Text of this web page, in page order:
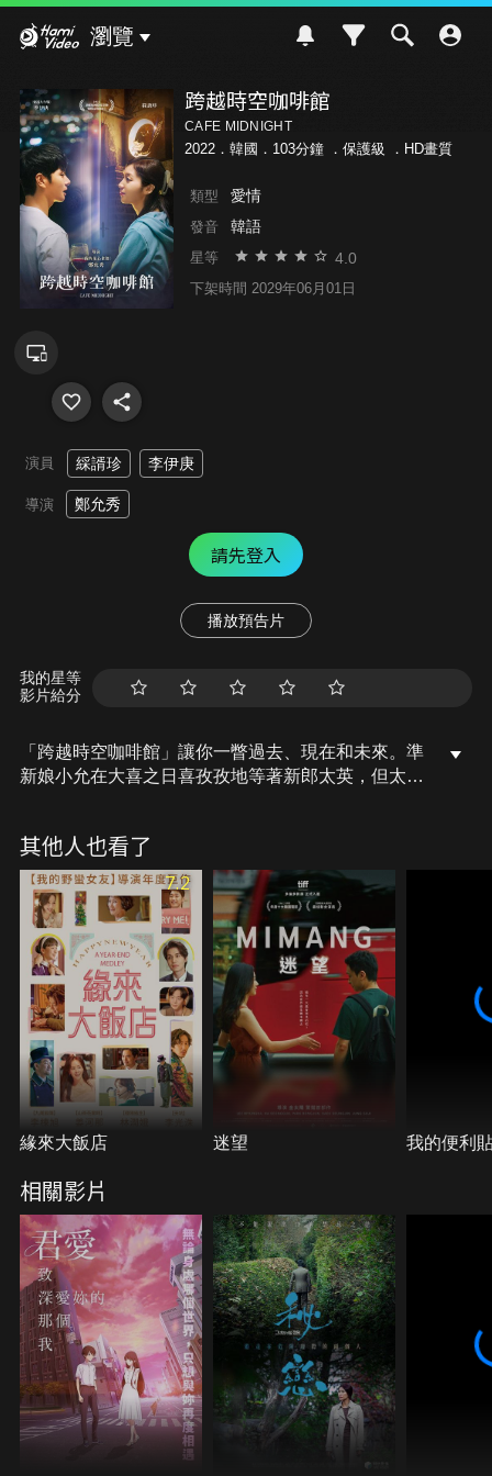
瀏覽
跨越時空咖啡館
CAFE MIDNIGHT
2022．韓國．103分鐘 ． 保護級 ．HD畫質
類型 愛情
發音 韓語
星等 4.0
下架時間 2029年06月01日
演員 綵諝珍 李伊庚
導演 鄭允秀
請先登入
播放預告片
我的星等
影片給分
「跨越時空咖啡館」讓你一瞥過去、現在和未來。準
新娘小允在大喜之日喜孜孜地等著新郎太英，但太英
在這間店找到太英，不過太英看起來竟年輕了幾歲，
且根本不認識小允！小允能夠找回原本的老公，逃離
這場混亂嗎？
其他人也看了
7.2
緣來大飯店 迷望 我的便利
相關影片